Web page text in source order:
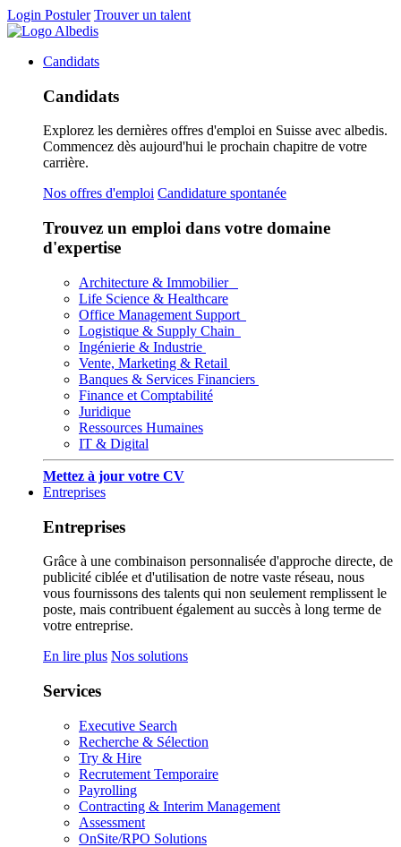
Login Postuler Trouver un talent
Candidats
Candidats
Explorez les dernières offres d'emploi en Suisse avec albedis.
Commencez dès aujourd'hui le prochain chapitre de votre
carrière.
Nos offres d'emploi Candidature spontanée
Trouvez un emploi dans votre domaine
d'expertise
Architecture & Immobilier
Life Science & Healthcare
Office Management Support
Logistique & Supply Chain
Ingénierie & Industrie
Vente, Marketing & Retail
Banques & Services Financiers
Finance et Comptabilité
Juridique
Ressources Humaines
IT & Digital
Mettez à jour votre CV
Entreprises
Entreprises
Grâce à une combinaison personnalisée d'approche directe, de
publicité ciblée et d'utilisation de notre vaste réseau, nous
vous fournissons des talents qui non seulement remplissent le
poste, mais contribuent également au succès à long terme de
votre entreprise.
En lire plus Nos solutions
Services
Executive Search
Recherche & Sélection
Try & Hire
Recrutement Temporaire
Payrolling
Contracting & Interim Management
Assessment
OnSite/RPO Solutions